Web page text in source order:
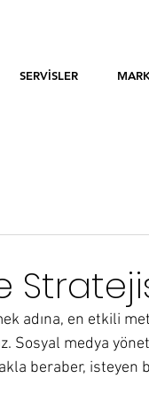
SERVİSLER
adına, en etkili
Sosyal medya
beraber, isteyen